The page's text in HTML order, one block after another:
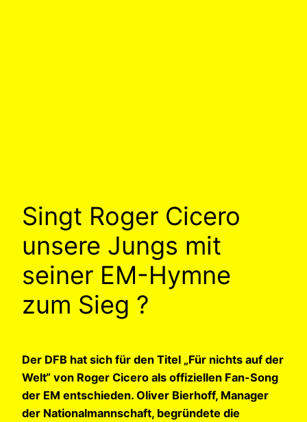
Singt Roger Cicero
unsere Jungs mit
seiner EM-Hymne
zum Sieg ?
Der DFB hat sich für den Titel „Für nichts auf der
Welt“ von Roger Cicero als offiziellen Fan-Song
der EM entschieden. Oliver Bierhoff, Manager
der Nationalmannschaft, begründete die